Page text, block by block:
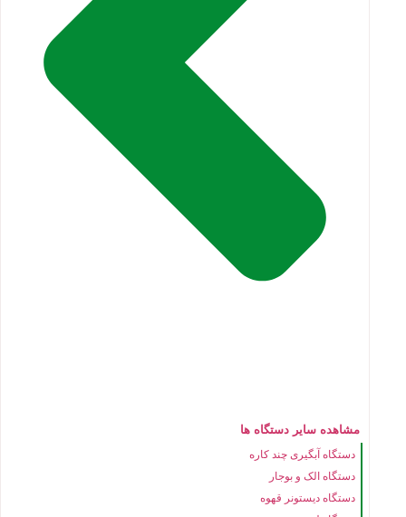
مشاهده سایر دستگاه ها
دستگاه آبگیری چند کاره
دستگاه الک و بوجار
دستگاه دیستونر قهوه